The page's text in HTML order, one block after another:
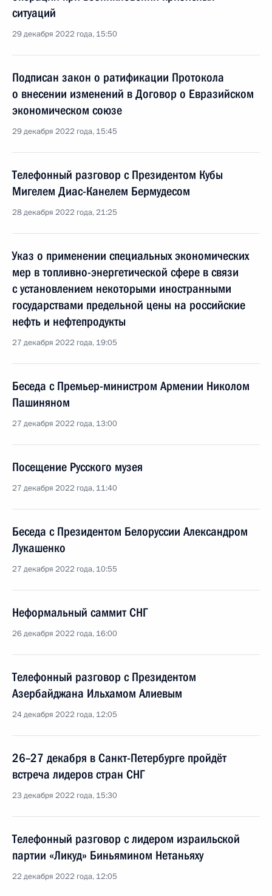
ситуаций
29 декабря 2022 года, 15:50
Подписан закон о ратификации Протокола
о внесении изменений в Договор о Евразийском
экономическом союзе
29 декабря 2022 года, 15:45
Телефонный разговор с Президентом Кубы
Мигелем Диас-Канелем Бермудесом
28 декабря 2022 года, 21:25
Указ о применении специальных экономических
мер в топливно-энергетической сфере в связи
с установлением некоторыми иностранными
государствами предельной цены на российские
нефть и нефтепродукты
27 декабря 2022 года, 19:05
Беседа с Премьер-министром Армении Николом
Пашиняном
27 декабря 2022 года, 13:00
Посещение Русского музея
27 декабря 2022 года, 11:40
Беседа с Президентом Белоруссии Александром
Лукашенко
27 декабря 2022 года, 10:55
Неформальный саммит СНГ
26 декабря 2022 года, 16:00
Телефонный разговор с Президентом
Азербайджана Ильхамом Алиевым
24 декабря 2022 года, 12:05
26–27 декабря в Санкт-Петербурге пройдёт
встреча лидеров стран СНГ
23 декабря 2022 года, 15:30
Телефонный разговор с лидером израильской
партии «Ликуд» Биньямином Нетаньяху
22 декабря 2022 года, 12:05